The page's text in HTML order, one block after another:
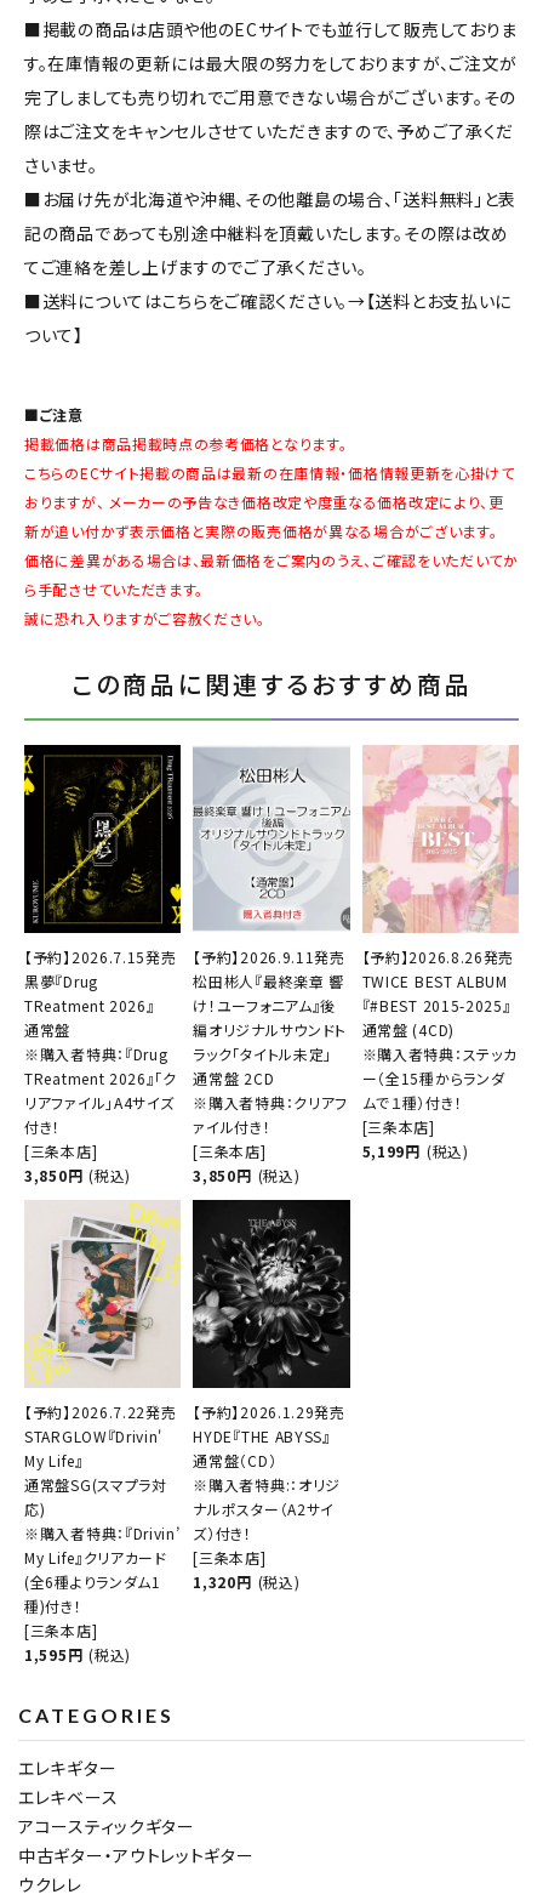
■掲載の商品は店頭や他のECサイトでも並行して販売しておりま
す。在庫情報の更新には最大限の努力をしておりますが、ご注文が
完了しましても売り切れでご用意できない場合がございます。その
際はご注文をキャンセルさせていただきますので、予めご了承くだ
さいませ。
■お届け先が北海道や沖縄、その他離島の場合、「送料無料」と表
記の商品であっても別途中継料を頂戴いたします。その際は改め
てご連絡を差し上げますのでご了承ください。
■送料についてはこちらをご確認ください。→【送料とお支払いに
ついて】
■ご注意
掲載価格は商品掲載時点の参考価格となります。
こちらのECサイト掲載の商品は最新の在庫情報・価格情報更新を心掛けて
おりますが、 メーカーの予告なき価格改定や度重なる価格改定により、更
新が追い付かず表示価格と実際の販売価格が異なる場合がございます。
価格に差異がある場合は、最新価格をご案内のうえ、ご確認をいただいてか
ら手配させていただきます。
誠に恐れ入りますがご容赦ください。
この商品に関連するおすすめ商品
【予約】2026.7.15発売
黒夢『Drug
TReatment 2026』
通常盤
※購入者特典：『Drug
TReatment 2026』「ク
リアファイル」A4サイズ
付き！
[三条本店]
3,850円 (税込)
【予約】2026.9.11発売
松田彬人『最終楽章 響
け！ユーフォニアム』後
編オリジナルサウンドト
ラック「タイトル未定」
通常盤 2CD
※購入者特典：クリアフ
ァイル付き！
[三条本店]
3,850円 (税込)
【予約】2026.8.26発売
TWICE BEST ALBUM
『#BEST 2015-2025』
通常盤 (4CD)
※購入者特典：ステッカ
ー（全15種からランダ
ムで１種）付き！
[三条本店]
5,199円 (税込)
【予約】2026.7.22発売
STARGLOW『Drivin'
My Life』
通常盤SG(スマプラ対
応)
※購入者特典：『Drivin’
My Life』クリアカード
(全6種よりランダム1
種)付き！
[三条本店]
1,595円 (税込)
【予約】2026.1.29発売
HYDE『THE ABYSS』
通常盤（CD）
※購入者特典:：オリジ
ナルポスター（A2サイ
ズ）付き！
[三条本店]
1,320円 (税込)
CATEGORIES
エレキギター
エレキベース
アコースティックギター
中古ギター・アウトレットギター
ウクレレ